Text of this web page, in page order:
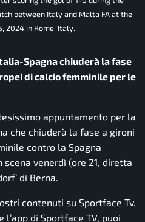
between Italy and Malta FA at the
2024 in Rome, Italy.
Spagna chiuderà la fase
di calcio femminile per le
appuntamento per la
che chiuderà la fase a gironi
contro la Spagna
venerdì (ore 21, diretta
di Berna.
contenuti su Sportface Tv.
di Sportface TV, puoi